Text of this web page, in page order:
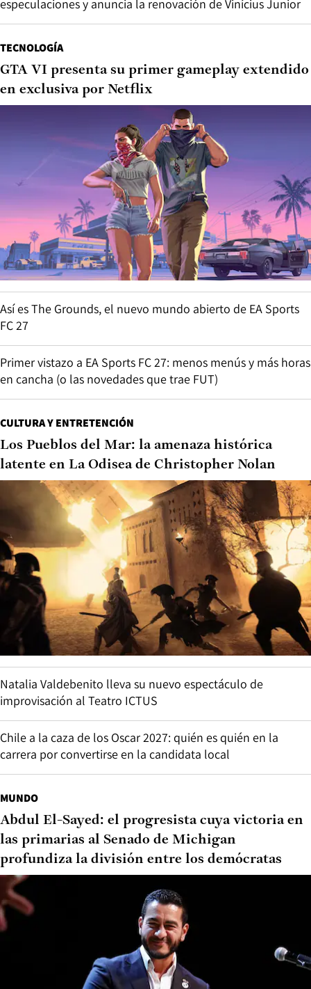
especulaciones y anuncia la renovación de Vinícius Junior
TECNOLOGÍA
GTA VI presenta su primer gameplay extendido
en exclusiva por Netflix
Así es The Grounds, el nuevo mundo abierto de EA Sports
FC 27
Primer vistazo a EA Sports FC 27: menos menús y más horas
en cancha (o las novedades que trae FUT)
CULTURA Y ENTRETENCIÓN
Los Pueblos del Mar: la amenaza histórica
latente en La Odisea de Christopher Nolan
Natalia Valdebenito lleva su nuevo espectáculo de
improvisación al Teatro ICTUS
Chile a la caza de los Oscar 2027: quién es quién en la
carrera por convertirse en la candidata local
MUNDO
Abdul El-Sayed: el progresista cuya victoria en
las primarias al Senado de Michigan
profundiza la división entre los demócratas